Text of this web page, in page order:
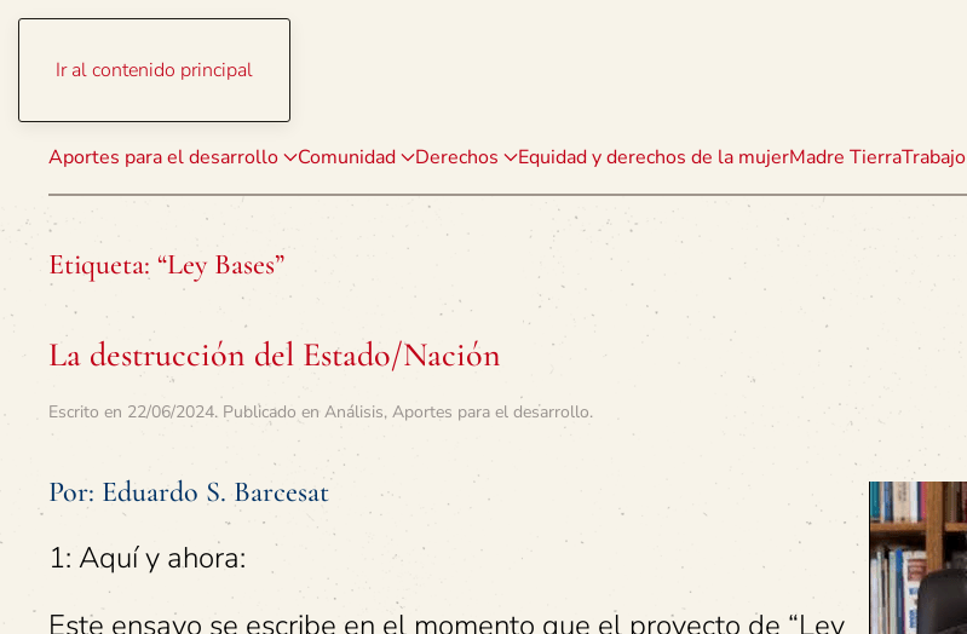
Ir al contenido principal
Aportes para el desarrollo Comunidad Derechos Equidad y derechos de la mujerMadre TierraTrabajo
Etiqueta: “Ley Bases”
La destrucción del Estado/Nación
Escrito en 22/06/2024. Publicado en Análisis, Aportes para el desarrollo.
Por: Eduardo S. Barcesat
1: Aquí y ahora:
Este ensayo se escribe en el momento que el proyecto de “Ley